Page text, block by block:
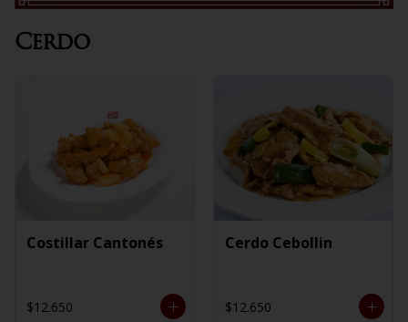
Cerdo
Costillar Cantonés
$12.650
Cerdo Cebollin
$12.650